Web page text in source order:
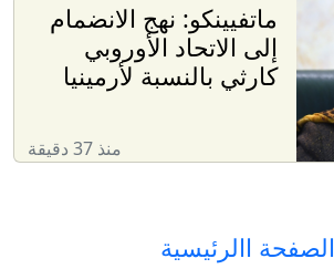
ماتفيينكو: نهج الانضمام
إلى الاتحاد الأوروبي
كارثي بالنسبة لأرمينيا
منذ 37 دقيقة
الصفحة االرئيسية